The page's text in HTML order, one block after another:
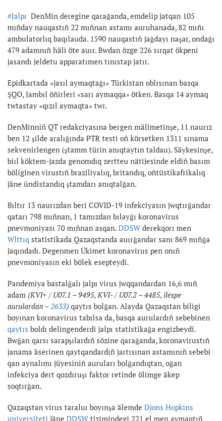
#Jalpı DenMin deregine qarağanda, emdelip jatqan 105
mıñday nauqastıñ 22 mıñnan astamı auruhanada, 82 mıñı
ambulatorlıq baqılauda. 1590 nauqastıñ jağdayı naşar, ondağı
479 adamnıñ häli öte auır. Bwdan özge 226 sırqat ökpeni
jasandı jeldetu apparatımen tınıstap jatır.
Epidkartada «jasıl aymaqtağı» Türkistan oblısınan basqa
ŞQO, Jambıl öñirleri «sarı aymaqqa» ötken. Basqa 14 aymaq
twtastay «qızıl aymaqta» twr.
DenMinniñ QT redakciyasına bergen mälimetinşe, 11 naurız
ben 12 şilde aralığında PTR testi oñ körsetken 1311 sınama
sekvenirlengen (ştamm türin anıqtaytın taldau). Säykesinşe,
biıl köktem-jazda genomdıq zertteu nätijesinde eldiñ basım
böliginen virustıñ braziliyalıq, britandıq, oñtüstikafrikalıq
jäne ündistandıq ştamdarı anıqtalğan.
Bıltır 13 naurızdan beri COVID-19 infekciyasın jwqtırğandar
qatarı 798 mıñnan, 1 tamızdan bılayğı koronavirus
pnevmoniyası 70 mıñnan asqan. DDSW derekqorı men
Wlttıq statistikada Qazaqstanda auırğandar sanı 869 mıñğa
jaqındadı. Degenmen Ükimet koronavirus pen onıñ
pnevmoniyasın eki bölek esepteydi.
Pandemiya bastalğalı jalpı virus jwqqandardan 16,6 mıñ
adam (KVI+ / U07.1 – 9495, KVI- / U07.2 – 4485, ilespe
aurulardan – 2633) qaytıs bolğan. Alayda Qazaqstan biligi
boyınan koronavirus tabılsa da, basqa aurulardıñ sebebinen
qaytıs boldı delingenderdi jalpı statistikağa engizbeydi.
Bwğan qarsı sarapşılardıñ sözine qarağanda, koronavirustıñ
janama äserinen qaytqandardıñ jartısınan astamınıñ sebebi
qan aynalımı jüyesiniñ auruları bolğandıqtan, oğan
infekciya dert qozdıruşı faktor retinde ölimge äkep
soqtırğan.
Qazaqstan virus taraluı boyınşa älemde Djons Hopkins
universiteti jäne DDSW tizimindegi 221 el men aymaqtıñ